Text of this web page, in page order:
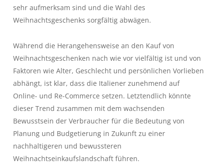
sehr aufmerksam sind und die Wahl des
Weihnachtsgeschenks sorgfältig abwägen.
Während die Herangehensweise an den Kauf von
Weihnachtsgeschenken nach wie vor vielfältig ist und von
Faktoren wie Alter, Geschlecht und persönlichen Vorlieben
abhängt, ist klar, dass die Italiener zunehmend auf
Online- und Re-Commerce setzen. Letztendlich könnte
dieser Trend zusammen mit dem wachsenden
Bewusstsein der Verbraucher für die Bedeutung von
Planung und Budgetierung in Zukunft zu einer
nachhaltigeren und bewussteren
Weihnachtseinkaufslandschaft führen.